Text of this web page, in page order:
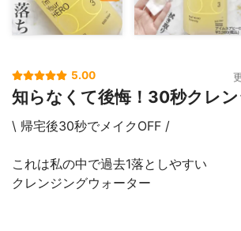
5.00
知らなくて後悔！30秒クレ
\ 帰宅後30秒でメイクOFF /
これは私の中で過去1落としやすい
クレンジングウォーター